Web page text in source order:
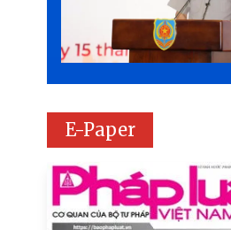
E-Paper